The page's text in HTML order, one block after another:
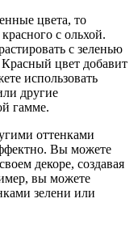
цвета, то
с ольхой.
с зеленью
цвет добавит
использовать
другие
гамме.
оттенками
Вы можете
декоре, создавая
вы можете
зелени или